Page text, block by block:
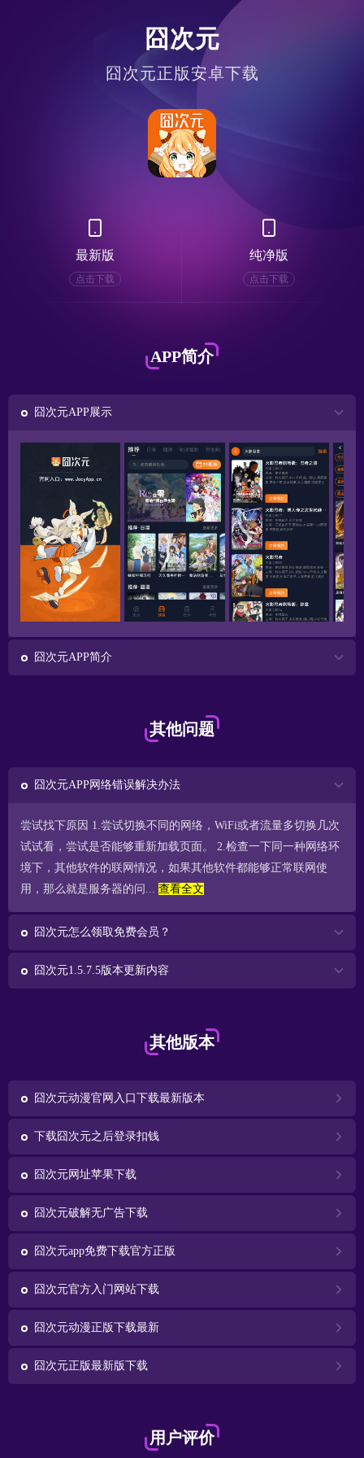
囧次元
囧次元正版安卓下载
最新版
点击下载
纯净版
点击下载
APP简介
囧次元APP展示
囧次元APP简介
其他问题
囧次元APP网络错误解决办法
尝试找下原因 1.尝试切换不同的网络，WiFi或者流量多切换几次
试试看，尝试是否能够重新加载页面。 2.检查一下同一种网络环
境下，其他软件的联网情况，如果其他软件都能够正常联网使
用，那么就是服务器的问... 查看全文
囧次元怎么领取免费会员？
囧次元1.5.7.5版本更新内容
其他版本
囧次元动漫官网入口下载最新版本
下载囧次元之后登录扣钱
囧次元网址苹果下载
囧次元破解无广告下载
囧次元app免费下载官方正版
囧次元官方入门网站下载
囧次元动漫正版下载最新
囧次元正版最新版下载
用户评价